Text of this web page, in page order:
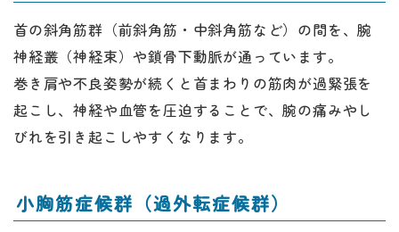
首の斜角筋群（前斜角筋・中斜角筋など）の間を、腕
神経叢（神経束）や鎖骨下動脈が通っています。
巻き肩や不良姿勢が続くと首まわりの筋肉が過緊張を
起こし、神経や血管を圧迫することで、腕の痛みやし
びれを引き起こしやすくなります。
小胸筋症候群（過外転症候群）